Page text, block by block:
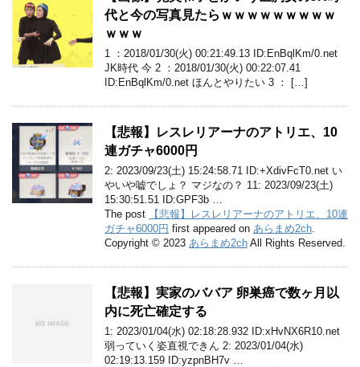
代と今の写真見たらｗｗｗｗｗｗｗｗｗ
ｗｗｗ
1 ：2018/01/30(火) 00:21:49.13 ID:EnBqlKm/0.net
JK時代 今 2 ：2018/01/30(火) 00:22:07.41
ID:EnBqlKm/0.net ほんとやりたい 3 ： […]
【悲報】レスレリアーナのアトリエ、10
連ガチャ6000円
2: 2023/09/23(土) 15:24:58.71 ID:+XdivFcT0.net い
やいや嘘でしょ？ マジなの？ 11: 2023/09/23(土)
15:30:51.51 ID:GPF3b …
The post
【悲報】レスレリアーナのアトリエ、10連
ガチャ6000円 first appeared on あらまめ2ch
Copyright © 2023 あらまめ2ch All Rights Reserved.
【悲報】実家のババア 卵巣癌で数ヶ月以
内に死亡確定する
1: 2023/01/04(水) 02:18:28.932 ID:xHvNX6R10.net
弱っていく姿直視できん 2: 2023/01/04(水)
02:19:13.159 ID:yzpnBH7v …